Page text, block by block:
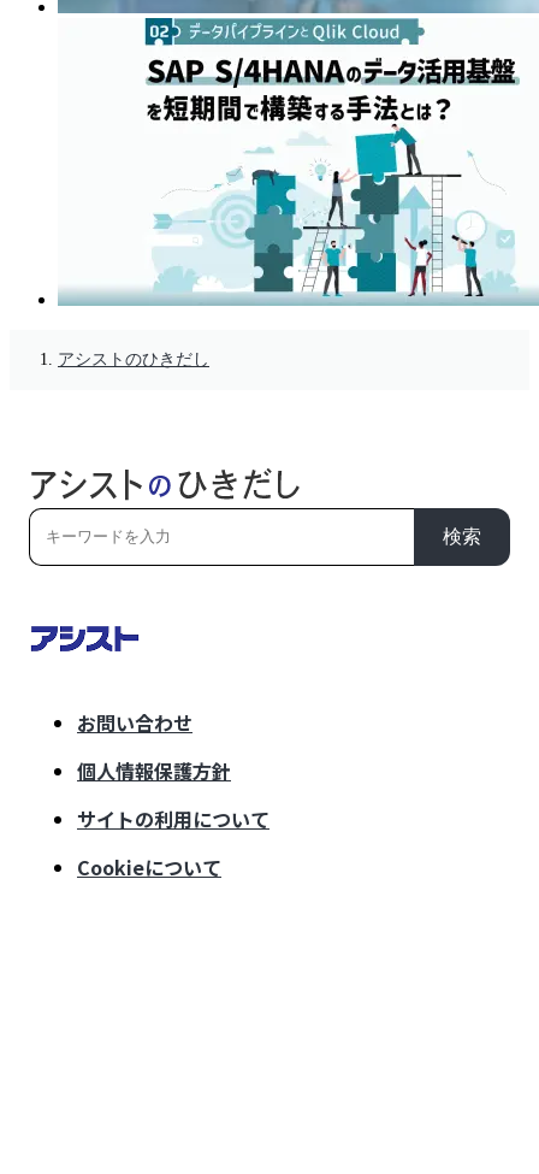
アシストのひきだし
検索
お問い合わせ
個人情報保護方針
サイトの利用について
Cookieについて